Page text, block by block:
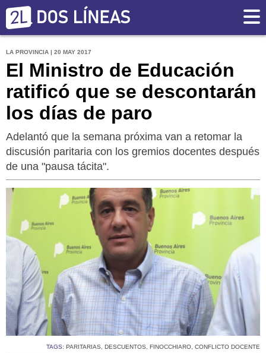
LA PROVINCIA | 20 MAY 2017
El Ministro de Educación
ratificó que se descontarán
los días de paro
Adelantó que la semana próxima van a retomar la
discusión paritaria con los gremios docentes después
de una "pausa tácita".
TAGS: PARITARIAS, DESCUENTOS, FINOCCHIARO, CONFLICTO DOCENTE